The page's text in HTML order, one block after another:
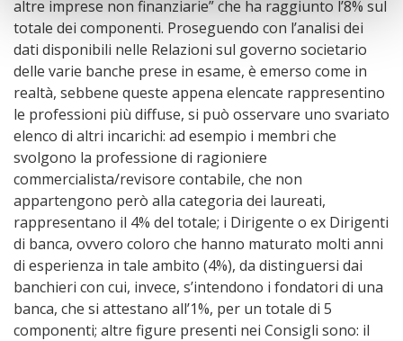
altre imprese non finanziarie” che ha raggiunto l’8% sul
totale dei componenti. Proseguendo con l’analisi dei
dati disponibili nelle Relazioni sul governo societario
delle varie banche prese in esame, è emerso come in
realtà, sebbene queste appena elencate rappresentino
le professioni più diffuse, si può osservare uno svariato
elenco di altri incarichi: ad esempio i membri che
svolgono la professione di ragioniere
commercialista/revisore contabile, che non
appartengono però alla categoria dei laureati,
rappresentano il 4% del totale; i Dirigente o ex Dirigenti
di banca, ovvero coloro che hanno maturato molti anni
di esperienza in tale ambito (4%), da distinguersi dai
banchieri con cui, invece, s’intendono i fondatori di una
banca, che si attestano all’1%, per un totale di 5
componenti; altre figure presenti nei Consigli sono: il